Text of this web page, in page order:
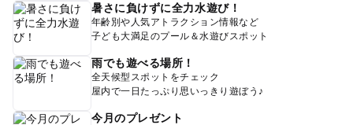
暑さに負けずに全力水遊び！
年齢別や人気アトラクション情報など
子ども大満足のプール＆水遊びスポット
雨でも遊べる場所！
全天候型スポットをチェック
屋内で一日たっぷり思いっきり遊ぼう♪
今月のプレゼント